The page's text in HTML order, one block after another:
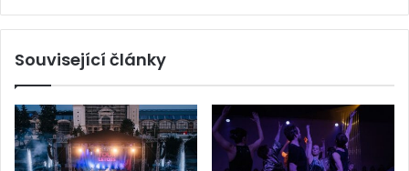
Související články